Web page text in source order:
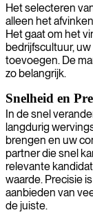
Het selecteren
alleen het
Het gaat om het
bedrijfscultuur,
toevoegen. De
zo belangrijk.
Snelheid en
In de snel
langdurig
brengen en uw
partner die snel
relevante
waarde. Precisie
aanbieden van
de juiste.